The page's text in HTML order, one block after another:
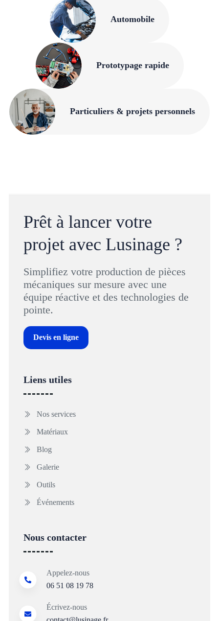
Automobile
Prototypage rapide
Particuliers & projets personnels
Prêt à lancer votre
projet avec Lusinage ?
Simplifiez votre production de pièces
mécaniques sur mesure avec une
équipe réactive et des technologies de
pointe.
Devis en ligne
Liens utiles
Nos services
Matériaux
Blog
Galerie
Outils
Événements
Nous contacter
Appelez-nous
06 51 08 19 78
Écrivez-nous